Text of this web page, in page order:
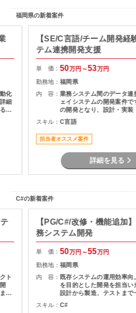
福岡県の新着案件
化
細
こ
【SE/C言語/チーム開発経
テム連携開発支援
単 価：50万円～53万円
勤務地：福岡県
内 容：業務システム間のデータ連
ェイシステムの開発案件です。 Linux
の開発となり、設計・実装
システムの安定稼働を支え
だきます。 長期案件のため、腰を据えて開発
に携わりたい方におすすめ
スキル：C言語
担当者オススメ案件
詳細を見る
C#の新着案件
ト
【PG/C#/改修・機能追加
務システム開発
単 価：50万円～55万円
勤務地：福岡県
内 容： 既存システムの運用効率
を目的とした開発を担当い
設計から製造、テストまで
とができるため、開発工程
たい方におすすめです。長
スキル：C#